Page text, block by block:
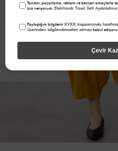
Tanıtım, pazarlama, reklam ve benzeri amaçlarla
izin veriyorum.Elektronik Ticari İleti
Paylaştığım bilgilerinKVKK kapsamında
üzerinden bilgilendirmeleri almayı kabul
Çevir